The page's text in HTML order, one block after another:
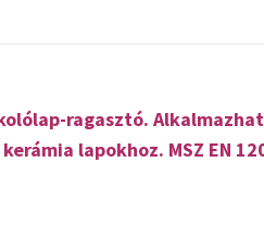
ragasztó.
lapokhoz. MSZ EN